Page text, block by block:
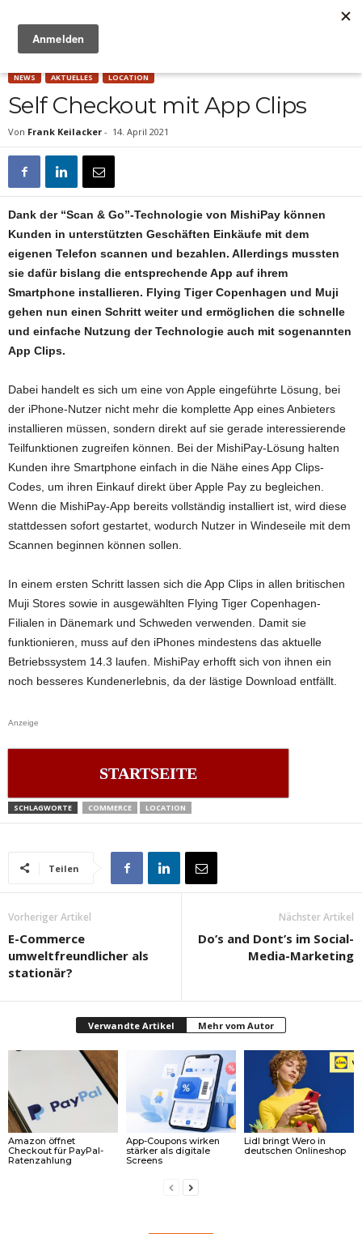
NEWS AKTUELLES LOCATION
Self Checkout mit App Clips
Von Frank Keilacker - 14. April 2021
Dank der “Scan & Go”-Technologie von MishiPay können
Kunden in unterstützten Geschäften Einkäufe mit dem
eigenen Telefon scannen und bezahlen. Allerdings mussten
sie dafür bislang die entsprechende App auf ihrem
Smartphone installieren. Flying Tiger Copenhagen und Muji
gehen nun einen Schritt weiter und ermöglichen die schnelle
und einfache Nutzung der Technologie auch mit sogenannten
App Clips.
Dabei handelt es sich um eine von Apple eingeführte Lösung, bei
der iPhone-Nutzer nicht mehr die komplette App eines Anbieters
installieren müssen, sondern direkt auf sie gerade interessierende
Teilfunktionen zugreifen können. Bei der MishiPay-Lösung halten
Kunden ihre Smartphone einfach in die Nähe eines App Clips-
Codes, um ihren Einkauf direkt über Apple Pay zu begleichen.
Wenn die MishiPay-App bereits vollständig installiert ist, wird diese
stattdessen sofort gestartet, wodurch Nutzer in Windeseile mit dem
Scannen beginnen können sollen.
In einem ersten Schritt lassen sich die App Clips in allen britischen
Muji Stores sowie in ausgewählten Flying Tiger Copenhagen-
Filialen in Dänemark und Schweden verwenden. Damit sie
funktionieren, muss auf den iPhones mindestens das aktuelle
Betriebssystem 14.3 laufen. MishiPay erhofft sich von ihnen ein
noch besseres Kundenerlebnis, da der lästige Download entfällt.
Anzeige
STARTSEITE
SCHLAGWORTE COMMERCE LOCATION
Teilen
Vorheriger Artikel
E-Commerce
umweltfreundlicher als
stationär?
Nächster Artikel
Do’s and Dont’s im Social-
Media-Marketing
Verwandte Artikel Mehr vom Autor
Amazon öffnet
Checkout für PayPal-
Ratenzahlung
App-Coupons wirken
stärker als digitale
Screens
Lidl bringt Wero in
deutschen Onlineshop